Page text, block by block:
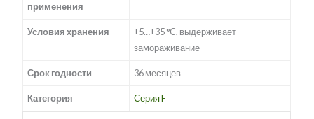
применения
Условия хранения
+5…+35 °C, выдерживает
замораживание
Срок годности 36 месяцев
Категория Серия F